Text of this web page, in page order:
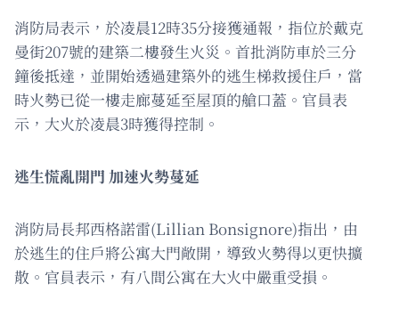
消防局表示，於凌晨12時35分接獲通報，指位於戴克
曼街207號的建築二樓發生火災。首批消防車於三分
鐘後抵達，並開始透過建築外的逃生梯救援住戶，當
時火勢已從一樓走廊蔓延至屋頂的艙口蓋。官員表
示，大火於凌晨3時獲得控制。
逃生慌亂開門 加速火勢蔓延
消防局長邦西格諾雷(Lillian Bonsignore)指出，由
於逃生的住戶將公寓大門敞開，導致火勢得以更快擴
散。官員表示，有八間公寓在大火中嚴重受損。